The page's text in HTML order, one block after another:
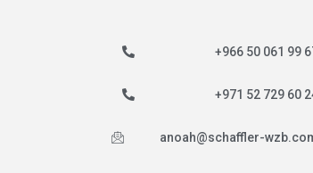
+966 50 061 99
+971 52 729 60
anoah@schaffler-